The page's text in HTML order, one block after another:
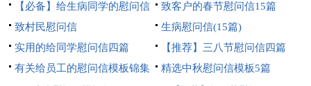
篇 【必备】给生病同学的慰问信
三篇
致客户的春节慰问信15篇
致村民慰问信
生病慰问信(15篇)
实用的给同学慰问信四篇
【推荐】三八节慰问信四篇
有关给员工的慰问信模板锦集
精选中秋慰问信模板5篇